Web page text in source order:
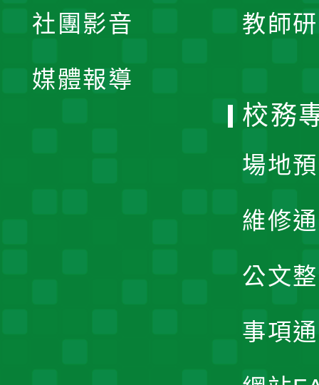
教師
社團影音
媒體報導
校務
場地
維修
公文
事項